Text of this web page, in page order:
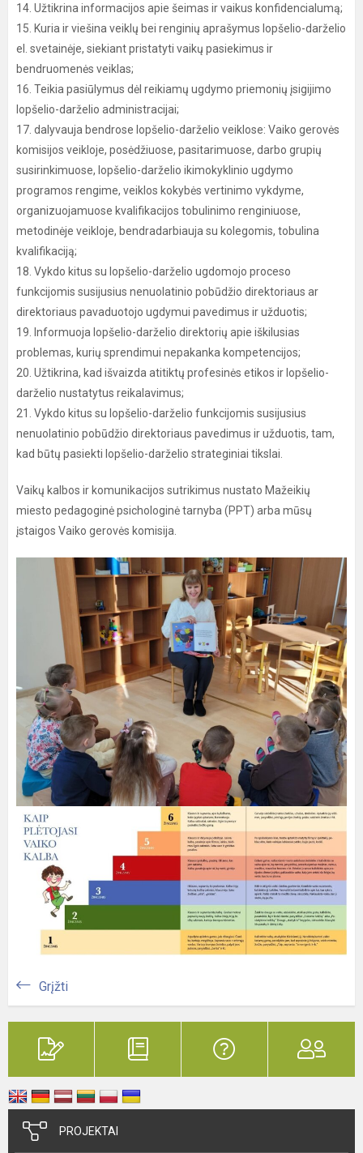
14. Užtikrina informacijos apie šeimas ir vaikus konfidencialumą;
15. Kuria ir viešina veiklų bei renginių aprašymus lopšelio-darželio
el. svetainėje, siekiant pristatyti vaikų pasiekimus ir
bendruomenės veiklas;
16. Teikia pasiūlymus dėl reikiamų ugdymo priemonių įsigijimo
lopšelio-darželio administracijai;
17. dalyvauja bendrose lopšelio-darželio veiklose: Vaiko gerovės
komisijos veikloje, posėdžiuose, pasitarimuose, darbo grupių
susirinkimuose, lopšelio-darželio ikimokyklinio ugdymo
programos rengime, veiklos kokybės vertinimo vykdyme,
organizuojamuose kvalifikacijos tobulinimo renginiuose,
metodinėje veikloje, bendradarbiauja su kolegomis, tobulina
kvalifikaciją;
18. Vykdo kitus su lopšelio-darželio ugdomojo proceso
funkcijomis susijusius nenuolatinio pobūdžio direktoriaus ar
direktoriaus pavaduotojo ugdymui pavedimus ir užduotis;
19. Informuoja lopšelio-darželio direktorių apie iškilusias
problemas, kurių sprendimui nepakanka kompetencijos;
20. Užtikrina, kad išvaizda atitiktų profesinės etikos ir lopšelio-
darželio nustatytus reikalavimus;
21. Vykdo kitus su lopšelio-darželio funkcijomis susijusius
nenuolatinio pobūdžio direktoriaus pavedimus ir užduotis, tam,
kad būtų pasiekti lopšelio-darželio strateginiai tikslai.
Vaikų kalbos ir komunikacijos sutrikimus nustato Mažeikių
miesto pedagoginė psichologinė tarnyba (PPT) arba mūsų
įstaigos Vaiko gerovės komisija.
Grįžti
PROJEKTAI